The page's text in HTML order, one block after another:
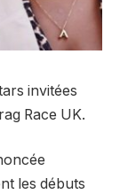
invitées
Race UK.
les débuts